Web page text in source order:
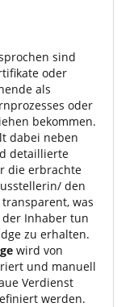
sind
oder
als
oder
bekommen.
dabei neben
detaillierte
die erbrachte
den
was
Inhaber tun
zu erhalten.
wird von
und manuell
Verdienst
werden.